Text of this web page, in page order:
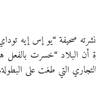
صحيفة “يو إس إيه
أن البلاد “خسرت
التي طغت على